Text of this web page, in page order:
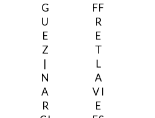
G
U
E
Z
|
N
A
R
FF
R
E
T
L
A
VI
E